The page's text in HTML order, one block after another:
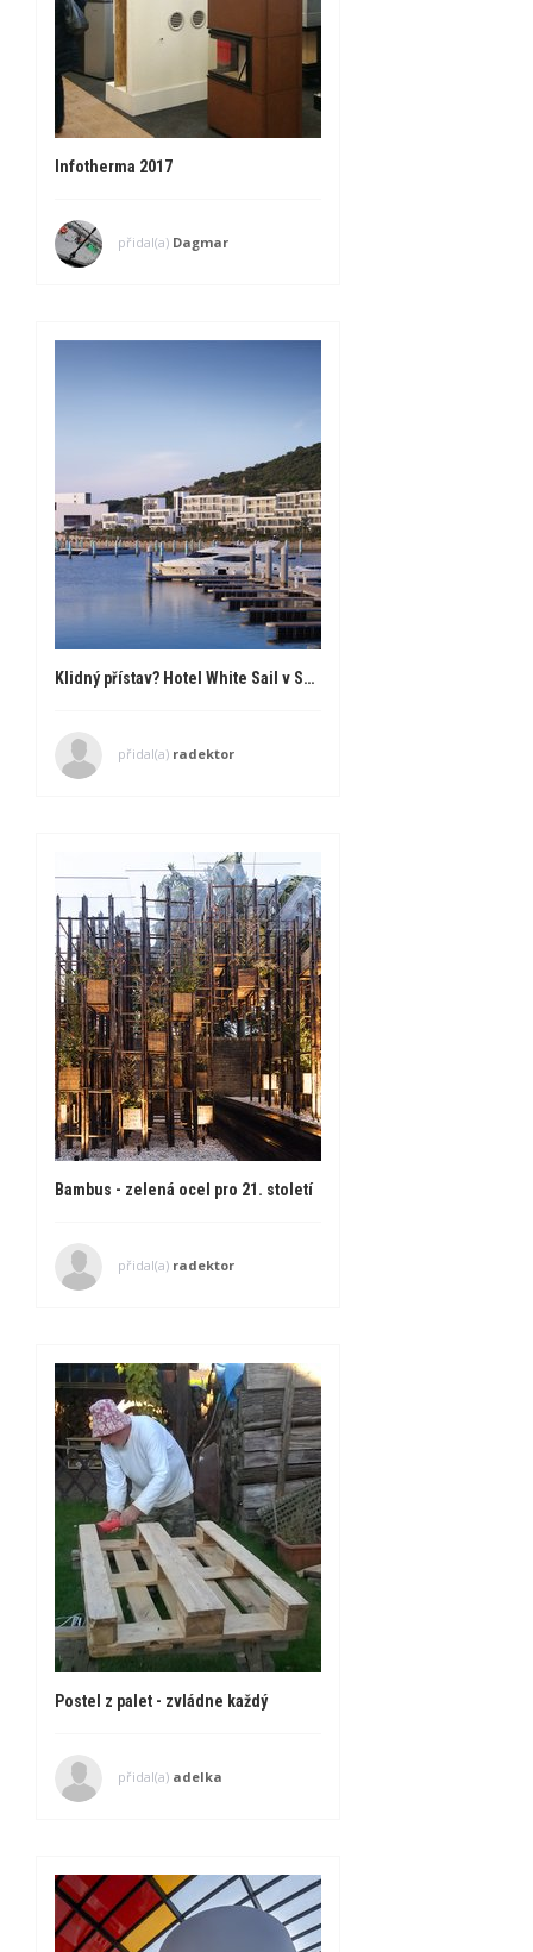
Infotherma 2017
přidal(a) Dagmar
Klidný přístav? Hotel White Sail v Shenzenu
přidal(a) radektor
Bambus - zelená ocel pro 21. století
přidal(a) radektor
Postel z palet - zvládne každý
přidal(a) adelka